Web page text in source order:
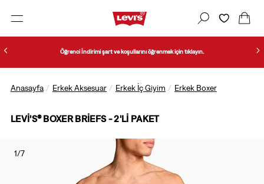
Öğrenci İndirimi şart ve koşullarını öğrenmek için tıklayın.
Anasayfa Erkek Aksesuar Erkek İç Giyim Erkek Boxer
LEVI’S® BOXER BRIEFS - 2'LI PAKET
1/7